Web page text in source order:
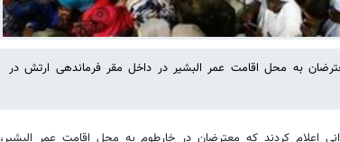
به محل اقامت عمر البشیر در داخل مقر فرماندهی ارتش در